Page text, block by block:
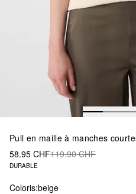
Pull en maille à manches
58.95 CHF119.90 CHF
DURABLE
Coloris:beige